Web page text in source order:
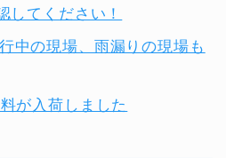
してください！
中の現場、雨漏りの現場も
が入荷しました